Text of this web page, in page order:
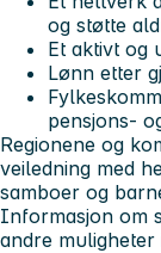
og støtte
Et aktivt og
Lønn etter
pensjons-
Regionene og
veiledning med
samboer og
Informasjon om
andre